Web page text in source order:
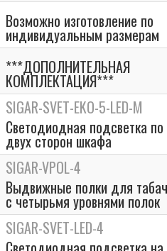
Возможно изготовление по
индивидуальным размерам
***ДОПОЛНИТЕЛЬНАЯ
КОМПЛЕКТАЦИЯ***
SIGAR-SVET-EKO-5-LED-M
Светодиодная подсветка
двух сторон шкафа
SIGAR-VPOL-4
Выдвижные полки для
с четырьмя уровнями полок
SIGAR-SVET-LED-4